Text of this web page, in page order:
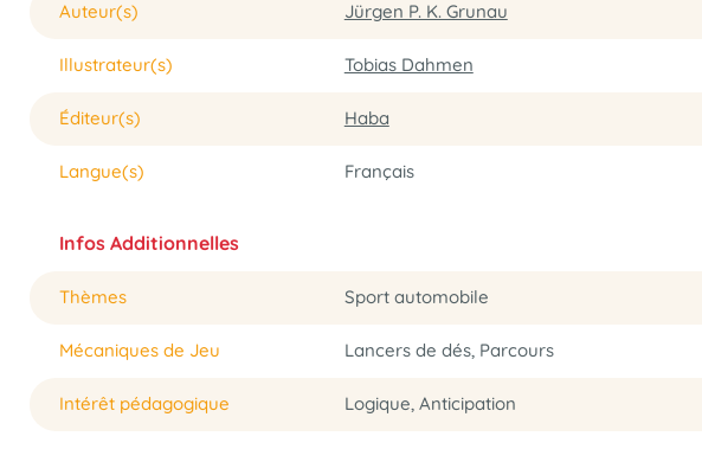
Auteur(s) Jürgen P. K. Grunau
Illustrateur(s) Tobias Dahmen
Éditeur(s) Haba
Langue(s) Français
Infos Additionnelles
Thèmes Sport automobile
Mécaniques de Jeu Lancers de dés, Parcours
Intérêt pédagogique Logique, Anticipation